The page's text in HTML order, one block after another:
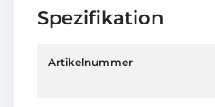
Spezifikation
Artikelnummer